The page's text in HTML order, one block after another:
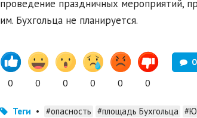
проведение праздничных мероприятий,
им. Бухгольца не планируется.
0 0 0 0 0 0
Теги • #опасность #площадь Бухгольца